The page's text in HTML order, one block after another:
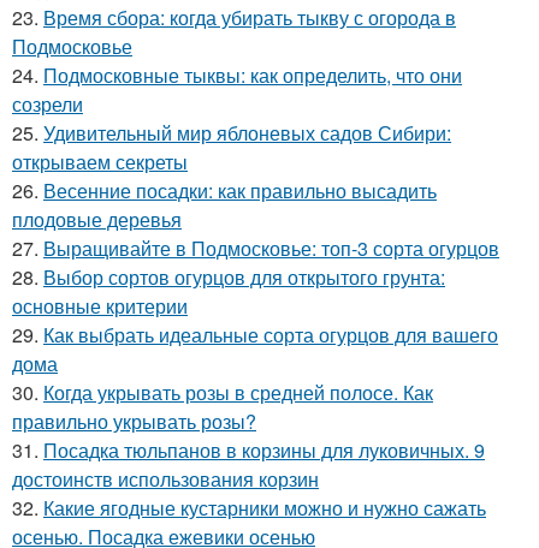
23. Время сбора: когда убирать тыкву с огорода в
Подмосковье
24. Подмосковные тыквы: как определить, что они
созрели
25. Удивительный мир яблоневых садов Сибири:
открываем секреты
26. Весенние посадки: как правильно высадить
плодовые деревья
27. Выращивайте в Подмосковье: топ-3 сорта огурцов
28. Выбор сортов огурцов для открытого грунта:
основные критерии
29. Как выбрать идеальные сорта огурцов для вашего
дома
30. Когда укрывать розы в средней полосе. Как
правильно укрывать розы?
31. Посадка тюльпанов в корзины для луковичных. 9
достоинств использования корзин
32. Какие ягодные кустарники можно и нужно сажать
осенью. Посадка ежевики осенью